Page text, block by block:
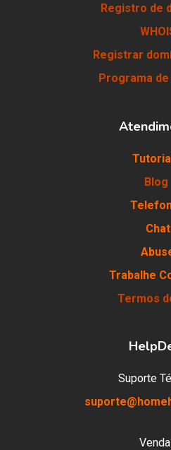
Registro de
Registrar
Programa
Blog
Chat
Trabalhe
Termos
Suporte